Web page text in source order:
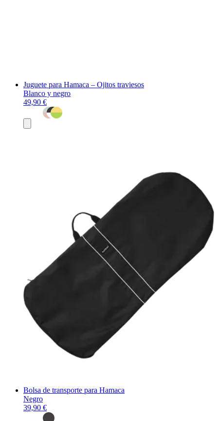
Juguete para Hamaca – Ojitos traviesos
Blanco y negro
49,90 €
al
Bolsa de transporte para Hamaca
Negro
39,90 €